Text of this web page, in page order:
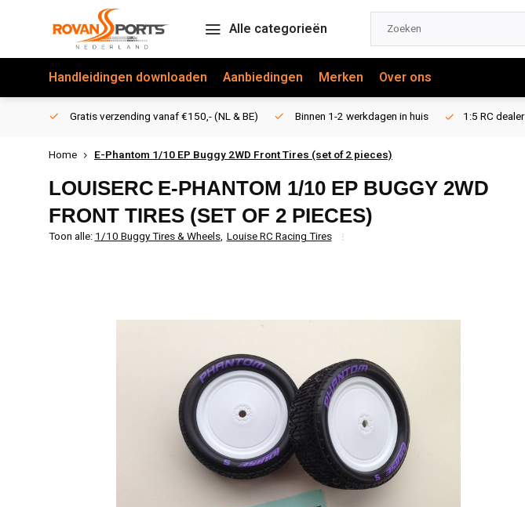
Alle categorieën
Handleidingen downloaden Aanbiedingen Merken Over ons
Gratis verzending vanaf €150,- (NL & BE) Binnen 1-2 werkdagen in huis 1:5 RC dealer
Home E-Phantom 1/10 EP Buggy 2WD Front Tires (set of 2 pieces)
LOUISERC E-PHANTOM 1/10 EP BUGGY 2WD
FRONT TIRES (SET OF 2 PIECES)
Toon alle:1/10 Buggy Tires & Wheels, Louise RC Racing Tires